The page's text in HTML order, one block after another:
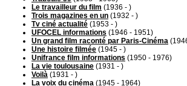
Le travailleur du film (1936 - )
Trois magazines en un (1932 - )
Tv ciné actualité (1953 - )
UFOCEL informations (1946 - 1951)
Un grand film raconté par Paris-Cinéma
Une histoire filmée (1945 - )
Unifrance film informations (1950 - 1976)
La vie toulousaine (1931 - )
Voilà (1931 - )
La voix du cinéma (1945 - 1964)